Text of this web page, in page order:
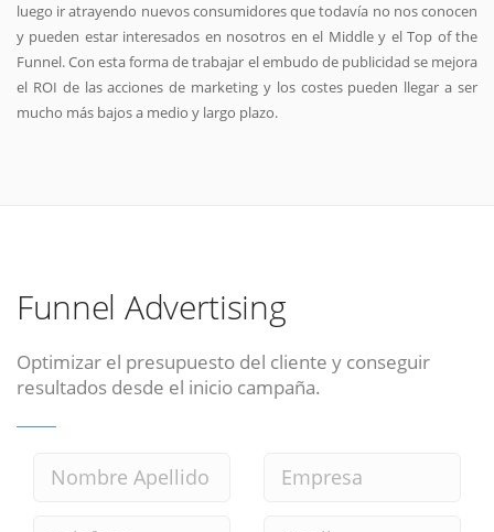
luego ir atrayendo nuevos consumidores que todavía no nos conocen
y pueden estar interesados en nosotros en el Middle y el Top of the
Funnel. Con esta forma de trabajar el embudo de publicidad se mejora
el ROI de las acciones de marketing y los costes pueden llegar a ser
mucho más bajos a medio y largo plazo.
Funnel Advertising
Optimizar el presupuesto del cliente y conseguir
resultados desde el inicio campaña.